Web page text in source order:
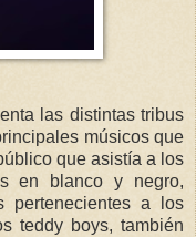
las distintas tribus
músicos que
que asistía a los
en blanco y negro,
pertenecientes a los
teddy boys, también